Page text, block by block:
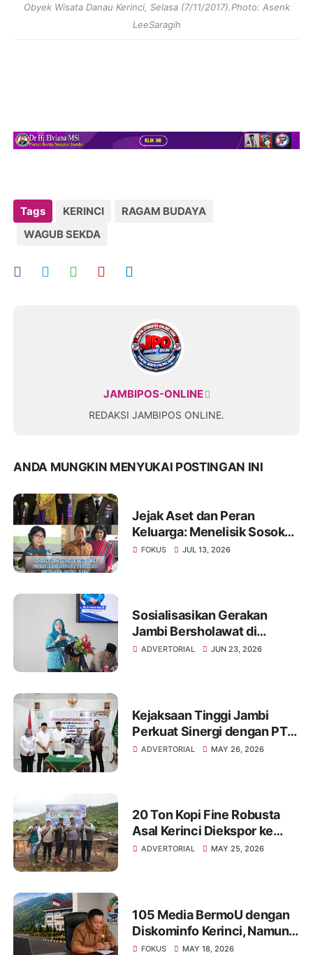
Obyek Wisata Danau Kerinci, Selasa (7/11/2017).Photo: Asenk
LeeSaragih
Tags KERINCI
RAGAM BUDAYA
WAGUB SEKDA
JAMBIPOS-ONLINE
REDAKSI JAMBIPOS ONLINE.
ANDA MUNGKIN MENYUKAI POSTINGAN INI
Jejak Aset dan Peran
Keluarga: Menelisik Sosok
Rugun Saragih di Tengah
FOKUS JUL 13, 2026
Sosialisasikan Gerakan
Jambi Bersholawat di
Kerinci, Hesti Haris: Jadikan
ADVERTORIAL JUN 23, 2026
Kejaksaan Tinggi Jambi
Perkuat Sinergi dengan PT
Pertamina Patra Niaga
ADVERTORIAL MAY 26, 2026
20 Ton Kopi Fine Robusta
Asal Kerinci Diekspor ke
Tiongkok, Pemprov Dorong
ADVERTORIAL MAY 25, 2026
105 Media BermoU dengan
Diskominfo Kerinci, Namun
Hanya 30 Hadir:
FOKUS MAY 18, 2026